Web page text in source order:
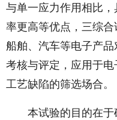
与单一应力作用相比
率更高等优点，三综合
船舶、汽车等电子产
考核与评定，应用于
工艺缺陷的筛选场合。
本试验的目的在于